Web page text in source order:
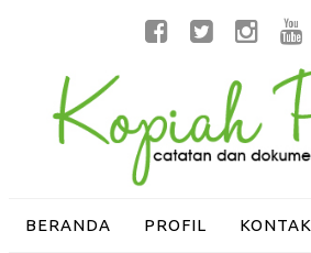
BERANDA PROFIL KONTAK